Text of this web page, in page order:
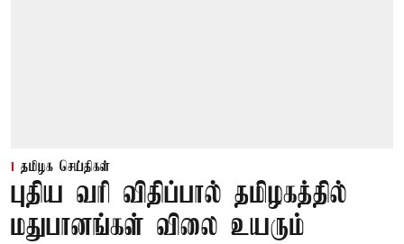
தமிழக செய்திகள்
புதிய வரி விதிப்பால் தமிழகத்தில்
மதுபானங்கள் விலை உயரும்